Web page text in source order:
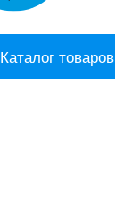
Каталог товаров